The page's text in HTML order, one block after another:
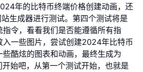
年的比特币终端价格创建动画，还
生成器进行测试。第四个测试将是
令，看看我们是否能遵循所有指
入一些图片，尝试创建2024年比特币
酷炫的图表和动画，最终生成为
始吧，从第一个测试开始，也就是